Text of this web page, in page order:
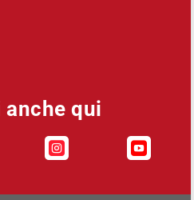
anche qui
 